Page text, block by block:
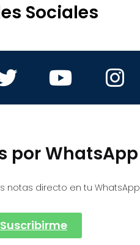
Sociales
por WhatsApp
notas directo en tu WhatsApp
Suscribirme